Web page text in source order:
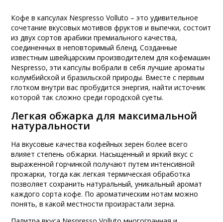
Кофе в капсулах Nespresso Volluto – это удивительное
сочетание вкусовых мотивов фруктов и выпечки, состоит
из двух сортов арабики премиального качества,
соединенных в неповторимый бленд. Созданные
известным швейцарским производителем для кофемашин
Nespresso, эти капсулы вобрали в себя лучшие ароматы
колумбийской и бразильской природы. Вместе с первым
глотком внутри вас пробудится энергия, найти источник
которой так сложно среди городской суеты.
Легкая обжарка для максимальной
натуральности
На вкусовые качества кофейных зерен более всего
влияет степень обжарки. Насыщенный и яркий вкус с
выраженной горчинкой получают путем интенсивной
прожарки, тогда как легкая термическая обработка
позволяет сохранить натуральный, уникальный аромат
каждого сорта кофе. По ароматическим нотам можно
понять, в какой местности произрастали зерна.